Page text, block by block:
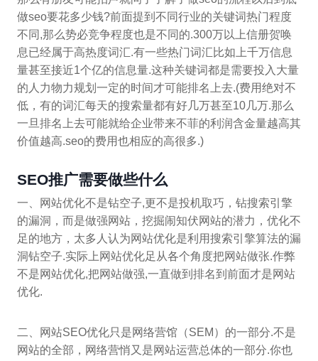
做seo要花多少钱?前面提到不同行业的关键词热门程度
不同,那么势必竞争程度也是不同的.300万以上信册贺唤
息已经属于高热度词汇.有一些热门词汇比如上千万信息
量甚至接近1个亿的信息量.这种关键词都是需要投入大量
的人力物力规划一定的时间才可能排名上去.(费用绝对不
低，有的词汇每天的搜索量都有好几万甚至10几万.那么
一旦排名上去可能就给企业带来不菲的利润含金量越高其
价值越高.seo的费用也相应的高很多.)
SEO推广需要做些什么
一、网站优化不是钻空子,更不是投机取巧，钻搜索引擎
的漏洞，而是做强网站，挖掘闹知伏网站的潜力，优化不
足的地方，太多人认为网站优化是利用搜索引擎算法的漏
洞钻空子.实际上网站优化足从各个角度把网站做张.作弊
不是网站优化,把网站做强,一直做到排名到前面才是网站
优化.
二、网站SEO优化只是网络营馆（SEM）的一部分.不是
网站的全部，网络营悄又是网站运营总体的一部分.你也